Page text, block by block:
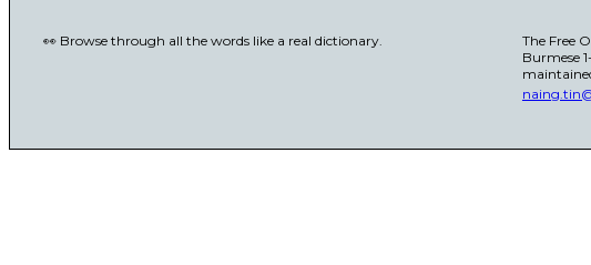
👀 Browse through all the words like a real dictionary.
The Free
Burmese